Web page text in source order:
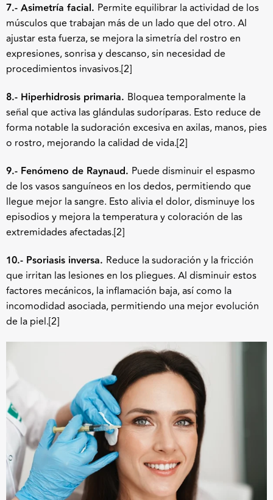
7.- Asimetría facial. Permite equilibrar la actividad de los
músculos que trabajan más de un lado que del otro. Al
ajustar esta fuerza, se mejora la simetría del rostro en
expresiones, sonrisa y descanso, sin necesidad de
procedimientos invasivos.[2]
8.- Hiperhidrosis primaria. Bloquea temporalmente la
señal que activa las glándulas sudoríparas. Esto reduce de
forma notable la sudoración excesiva en axilas, manos, pies
o rostro, mejorando la calidad de vida.[2]
9.- Fenómeno de Raynaud. Puede disminuir el espasmo
de los vasos sanguíneos en los dedos, permitiendo que
llegue mejor la sangre. Esto alivia el dolor, disminuye los
episodios y mejora la temperatura y coloración de las
extremidades afectadas.[2]
10.- Psoriasis inversa. Reduce la sudoración y la fricción
que irritan las lesiones en los pliegues. Al disminuir estos
factores mecánicos, la inflamación baja, así como la
incomodidad asociada, permitiendo una mejor evolución
de la piel.[2]